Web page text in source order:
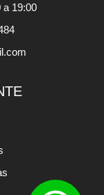
a 19:00